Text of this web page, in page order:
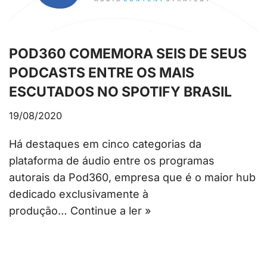
POD360 COMEMORA SEIS DE SEUS
PODCASTS ENTRE OS MAIS
ESCUTADOS NO SPOTIFY BRASIL
19/08/2020
Há destaques em cinco categorias da
plataforma de áudio entre os programas
autorais da Pod360, empresa que é o maior hub
dedicado exclusivamente à
produção… Continue a ler »